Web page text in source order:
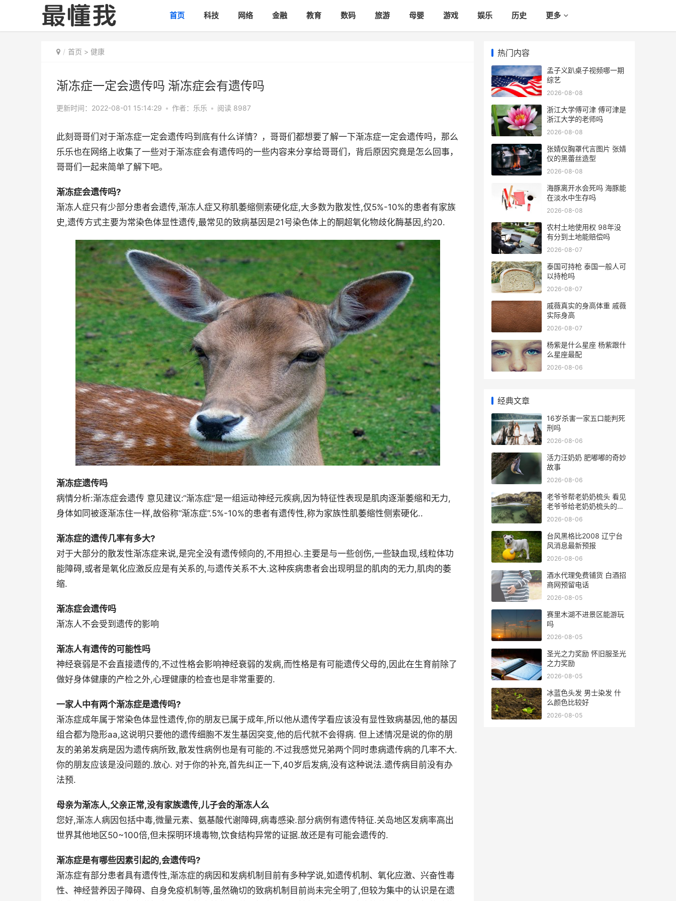
首页 科技 网络 金融 教育 数码 旅游 母婴 游戏 娱乐 历史 更多
首页 > 健康
渐冻症一定会遗传吗 渐冻症会有遗传吗
更新时间：2022-08-01 15:14:29 • 作者：乐乐 • 阅读 8987
此刻哥哥们对于渐冻症一定会遗传吗到底有什么详情？，哥哥们都想要了解一下渐冻症一定会遗传吗，那么
乐乐也在网络上收集了一些对于渐冻症会有遗传吗的一些内容来分享给哥哥们，背后原因究竟是怎么回事，
哥哥们一起来简单了解下吧。
渐冻症会遗传吗?
渐冻人症只有少部分患者会遗传,渐冻人症又称肌萎缩侧索硬化症,大多数为散发性,仅5%-10%的患者有家族
史,遗传方式主要为常染色体显性遗传,最常见的致病基因是21号染色体上的酮超氧化物歧化酶基因,约20.
渐冻症遗传吗
病情分析:渐冻症会遗传 意见建议:“渐冻症”是一组运动神经元疾病,因为特征性表现是肌肉逐渐萎缩和无力,
身体如同被逐渐冻住一样,故俗称“渐冻症”.5%-10%的患者有遗传性,称为家族性肌萎缩性侧索硬化..
渐冻症的遗传几率有多大?
对于大部分的散发性渐冻症来说,是完全没有遗传倾向的,不用担心.主要是与一些创伤,一些缺血现,线粒体功
能障碍,或者是氧化应激反应是有关系的,与遗传关系不大.这种疾病患者会出现明显的肌肉的无力,肌肉的萎
缩.
渐冻症会遗传吗
渐冻人不会受到遗传的影响
渐冻人有遗传的可能性吗
神经衰弱是不会直接遗传的,不过性格会影响神经衰弱的发病,而性格是有可能遗传父母的,因此在生育前除了
做好身体健康的产检之外,心理健康的检查也是非常重要的.
一家人中有两个渐冻症是遗传吗?
渐冻症成年属于常染色体显性遗传,你的朋友已属于成年,所以他从遗传学看应该没有显性致病基因,他的基因
组合都为隐形aa,这说明只要他的遗传细胞不发生基因突变,他的后代就不会得病. 但上述情况是说的你的朋
友的弟弟发病是因为遗传病所致,散发性病例也是有可能的.不过我感觉兄弟两个同时患病遗传病的几率不大.
你的朋友应该是没问题的.放心. 对于你的补充,首先纠正一下,40岁后发病,没有这种说法.遗传病目前没有办
法预.
母亲为渐冻人,父亲正常,没有家族遗传,儿子会的渐冻人么
您好,渐冻人病因包括中毒,微量元素、氨基酸代谢障碍,病毒感染.部分病例有遗传特征.关岛地区发病率高出
世界其他地区50~100倍,但未探明环境毒物,饮食结构异常的证据.故还是有可能会遗传的.
渐冻症是有哪些因素引起的,会遗传吗?
渐冻症有部分患者具有遗传性,渐冻症的病因和发病机制目前有多种学说,如遗传机制、氧化应激、兴奋性毒
性、神经营养因子障碍、自身免疫机制等,虽然确切的致病机制目前尚未完全明了,但较为集中的认识是在遗
热门内容
孟子义趴桌子视频哪一期
综艺
2026-08-08
浙江大学傅可津 傅可津是
浙江大学的老师吗
2026-08-08
张婧仪胸罩代言图片 张婧
仪的黑蕾丝造型
2026-08-08
海豚离开水会死吗 海豚能
在淡水中生存吗
2026-08-08
农村土地使用权 98年没
有分到土地能赔偿吗
2026-08-07
泰国可持枪 泰国一般人可
以持枪吗
2026-08-07
戚薇真实的身高体重 戚薇
实际身高
2026-08-07
杨紫是什么星座 杨紫跟什
么星座最配
2026-08-06
经典文章
16岁杀害一家五口能判死
刑吗
2026-08-06
活力汪奶奶 肥嘟嘟的奇妙
故事
2026-08-06
老爷爷帮老奶奶梳头 看见
老爷爷给老奶奶梳头的祝
福语
2026-08-06
台风黑格比2008 辽宁台
风消息最新预报
2026-08-06
酒水代理免费铺货 白酒招
商网预留电话
2026-08-05
赛里木湖不进景区能游玩
吗
2026-08-05
圣光之力奖励 怀旧服圣光
之力奖励
2026-08-05
冰蓝色头发 男士染发 什
么颜色比较好
2026-08-05